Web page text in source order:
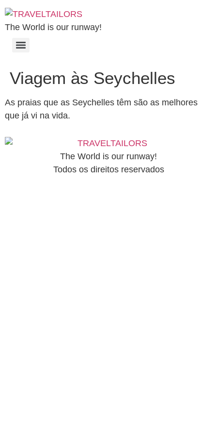
The World is our runway!
Viagem às Seychelles
As praias que as Seychelles têm são as melhores
que já vi na vida.
The World is our runway!
Todos os direitos reservados